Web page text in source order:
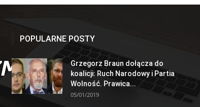
POPULARNE POSTY
Grzegorz Braun dołącza do
koalicji: Ruch Narodowy i Partia
Wolność. Prawica...
05/01/2019